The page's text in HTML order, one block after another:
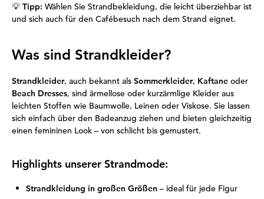
💡 Tipp: Wählen Sie Strandbekleidung, die leicht überziehbar ist
und sich auch für den Cafébesuch nach dem Strand eignet.
Was sind Strandkleider?
Strandkleider, auch bekannt als Sommerkleider, Kaftane oder
Beach Dresses, sind ärmellose oder kurzärmlige Kleider aus
leichten Stoffen wie Baumwolle, Leinen oder Viskose. Sie lassen
sich einfach über den Badeanzug ziehen und bieten gleichzeitig
einen femininen Look – von schlicht bis gemustert.
Highlights unserer Strandmode:
Strandkleidung in großen Größen – ideal für jede Figur